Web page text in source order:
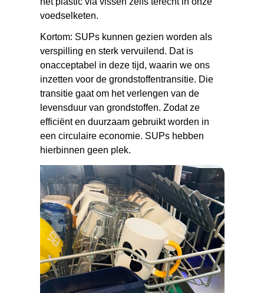
voedselketen.
Kortom: SUPs kunnen gezien worden als
verspilling en sterk vervuilend. Dat is
onacceptabel in deze tijd, waarin we ons
inzetten voor de grondstoffentransitie. Die
transitie gaat om het verlengen van de
levensduur van grondstoffen. Zodat ze
efficiënt en duurzaam gebruikt worden in
een circulaire economie. SUPs hebben
hierbinnen geen plek.